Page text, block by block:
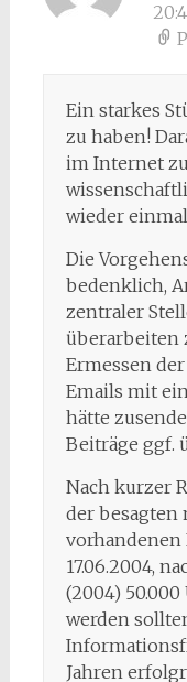
Ein starkes
zu haben!
im Internet
wieder
Die
bedenklich,
zentraler
überarbeiten
Ermessen
Emails mit
hätte
Beiträge ggf.
Nach kurzer
der
vorhandenen
17.06.2004,
(2004)
werden
Jahren